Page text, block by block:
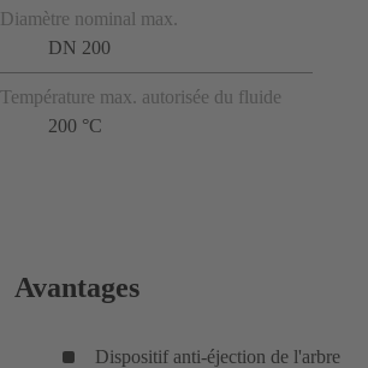
Diamètre nominal max.
DN 200
Température max. autorisée du fluide
200 °C
Avantages
Dispositif anti-éjection de l'arbre